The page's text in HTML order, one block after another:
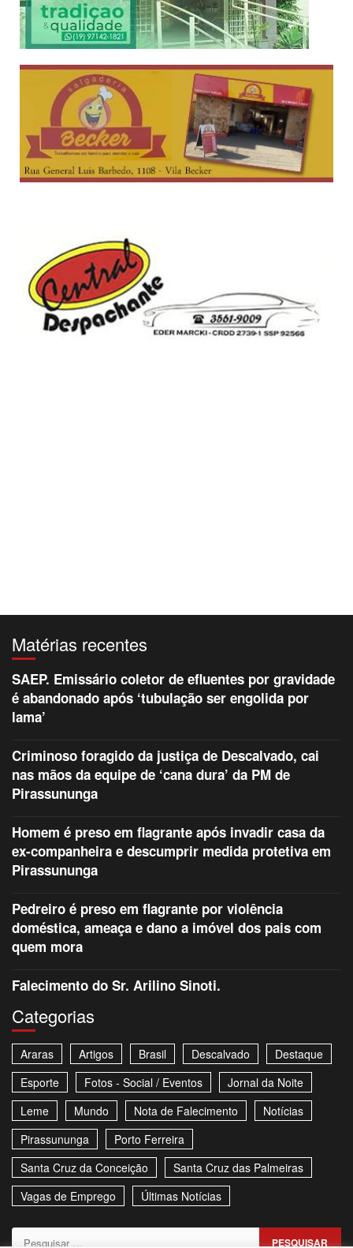
Matérias recentes
SAEP. Emissário coletor de efluentes por gravidade
é abandonado após ‘tubulação ser engolida por
lama’
Criminoso foragido da justiça de Descalvado, cai
nas mãos da equipe de ‘cana dura’ da PM de
Pirassununga
Homem é preso em flagrante após invadir casa da
ex-companheira e descumprir medida protetiva em
Pirassununga
Pedreiro é preso em flagrante por violência
doméstica, ameaça e dano a imóvel dos pais com
quem mora
Falecimento do Sr. Arilino Sinoti.
Categorias
Araras Artigos Brasil Descalvado
Destaque
Esporte
Fotos - Social / Eventos
Jornal da Noite
Leme
Mundo Nota de Falecimento
Notícias
Pirassununga
Porto Ferreira
Santa Cruz da Conceição
Santa Cruz das Palmeiras
Vagas de Emprego
Últimas Notícias
Pesquisar